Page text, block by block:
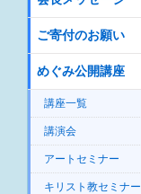
ご寄付のお願い
めぐみ公開講座
講座一覧
講演会
アートセミナー
キリスト教セミナー